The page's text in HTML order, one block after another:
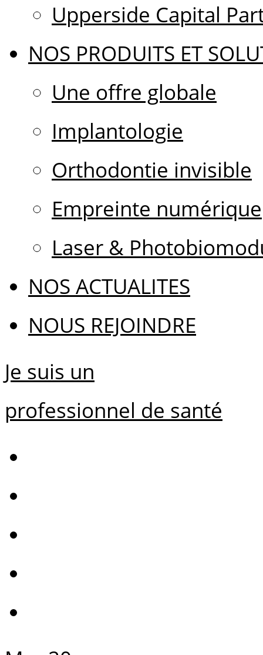
Upperside Capital
NOS PRODUITS ET
Une offre globale
Implantologie
Orthodontie invisible
Empreinte numérique
Laser &
NOS ACTUALITES
NOUS REJOINDRE
Je suis un
professionnel de santé